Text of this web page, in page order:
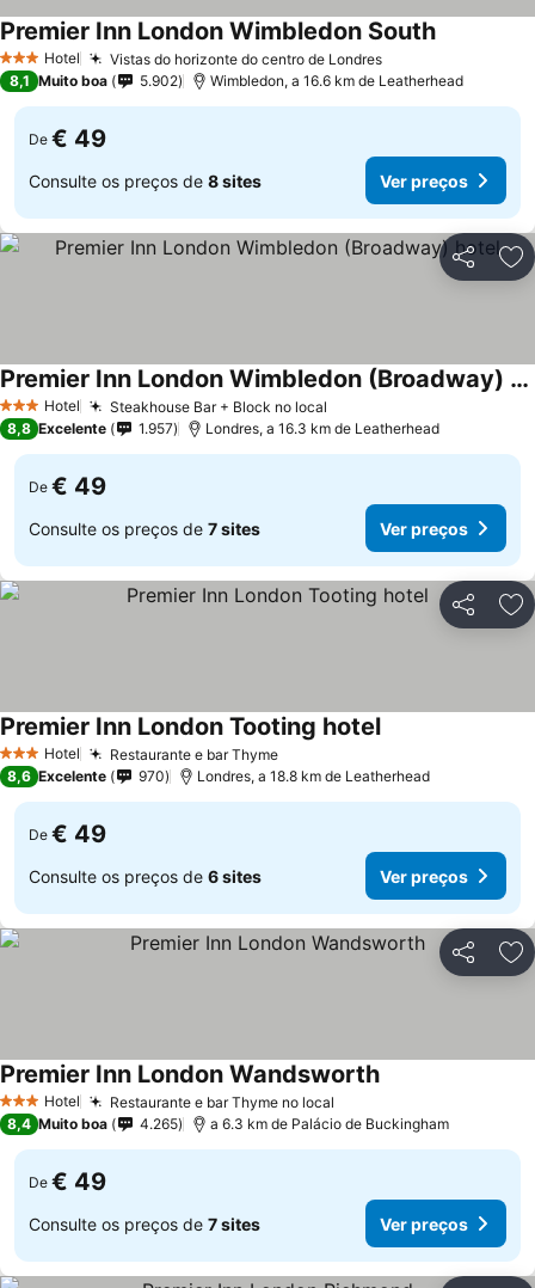
3 EstrelasHotel Vistas do horizonte do centro de Londres
Premier Inn London Wimbledon South
8,1 Muito boa 5.902 Wimbledon, a 16.6 km de Leatherhead
De € 49
Consulte os preços de 8 sites Ver preços
Partilhar
3 EstrelasHotel Steakhouse Bar + Block no local
Premier Inn London Wimbledon (Broadway) hotel
8,8 Excelente 1.957 Londres, a 16.3 km de Leatherhead
De € 49
Consulte os preços de 7 sites Ver preços
Partilhar
3 EstrelasHotel Restaurante e bar Thyme
Premier Inn London Tooting hotel
8,6 Excelente 970 Londres, a 18.8 km de Leatherhead
De € 49
Consulte os preços de 6 sites Ver preços
Partilhar
3 EstrelasHotel Restaurante e bar Thyme no local
Premier Inn London Wandsworth
8,4 Muito boa 4.265 a 6.3 km de Palácio de Buckingham
De € 49
Consulte os preços de 7 sites Ver preços